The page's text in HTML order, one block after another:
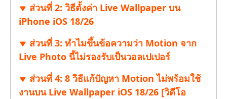
ส่วนที่ 2: วิธีตั้งค่า Live Wallpaper บน
iPhone iOS 18/26
ส่วนที่ 3: ทำไมขึ้นข้อความว่า Motion จาก
Live Photo นี้ไม่รองรับเป็นวอลเปเปอร์
ส่วนที่ 4: 8 วิธีแก้ปัญหา Motion ไม่พร้อมใช้
งานบน Live Wallpaper iOS 18/26 [วิดีโอ